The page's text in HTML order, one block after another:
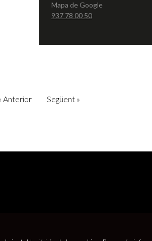
Mapa de Google
937 78 00 50
Anterior Següent »